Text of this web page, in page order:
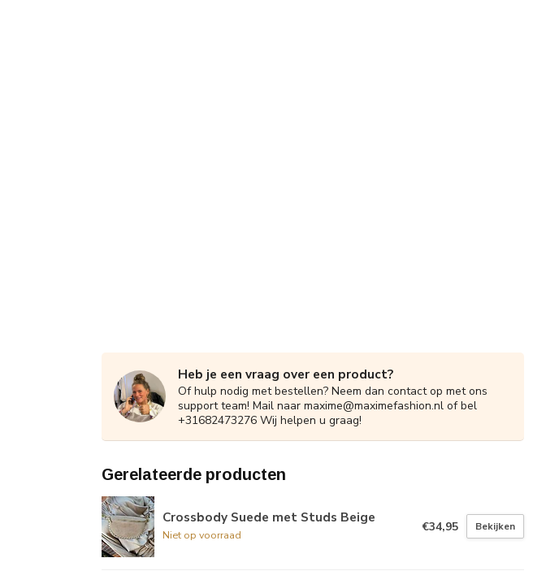
Heb je een vraag over een product?
Of hulp nodig met bestellen? Neem dan contact op met ons
support team! Mail naar maxime@maximefashion.nl of bel
+31682473276 Wij helpen u graag!
Gerelateerde producten
Crossbody Suede met Studs Beige
Niet op voorraad
€34,95 Bekijken